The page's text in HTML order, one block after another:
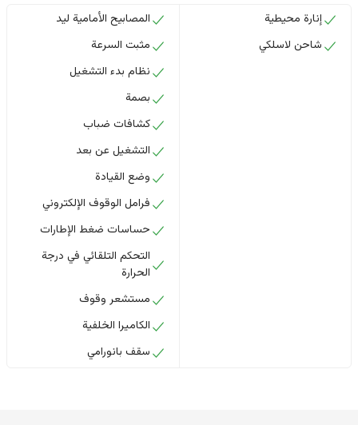
إنارة محيطية
شاحن لاسلكي
المصابيح الأمامية ليد
مثبت السرعة
نظام بدء التشغيل
بصمة
كشافات ضباب
التشغيل عن بعد
وضع القيادة
فرامل الوقوف الإلكتروني
حساسات ضغط الإطارات
التحكم التلقائي في درجة
الحرارة
مستشعر وقوف
الكاميرا الخلفية
سقف بانورامي